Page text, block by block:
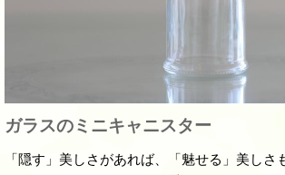
ガラスのミニキャニスター
「隠す」美しさがあれば、「魅せる」美しさ